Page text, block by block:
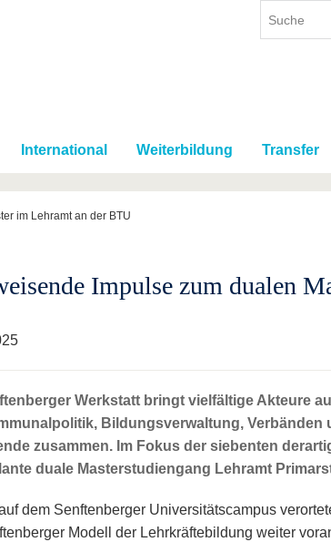
International Weiterbildung Transfer
im Lehramt an der BTU
Impulse zum dualen
Werkstatt bringt vielfältige Akteure
Bildungsverwaltung, Verbänden
zusammen. Im Fokus der siebenten
duale Masterstudiengang Lehramt
dem Senftenberger Universitätscampus
Modell der Lehrkräftebildung weiter